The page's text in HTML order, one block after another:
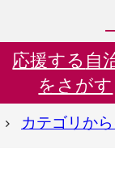
応援する 自
をさがす
カテゴリか